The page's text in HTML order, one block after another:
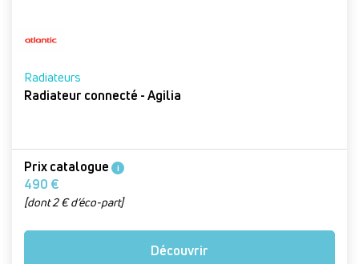
Radiateurs
Radiateur connecté - Agilia
Prix catalogue i
490 €
[dont 2 € d’éco-part]
Découvrir